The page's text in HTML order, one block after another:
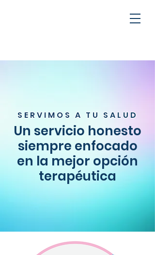
SERVIMOS A TU SALUD
Un servicio honesto
siempre enfocado
en la mejor opción
terapéutica